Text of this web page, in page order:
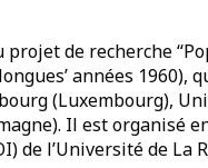
projet de recherche
années
(Luxembourg),
Il est organisé
de l’Université de La